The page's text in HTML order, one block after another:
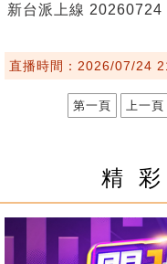
新台派上線 20260724
直播時間：2026/07/24
第一頁 上一頁
精